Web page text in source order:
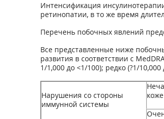
Интенсификация
ретинопатии, в то же время
Перечень побочных явлений
Все представленные ниже
развития в соответствии с
1/1,000 до <1/100); редко (?1/
Нарушения со стороны
иммунной системы
коже